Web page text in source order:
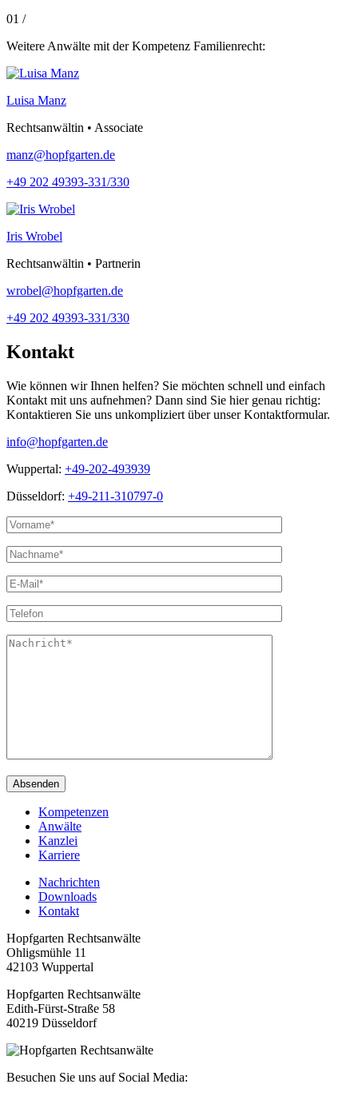
01 /
Weitere Anwälte mit der Kompetenz Familienrecht:
Luisa Manz
Rechtsanwältin • Associate
manz@hopfgarten.de
+49 202 49393-331/330
Iris Wrobel
Rechtsanwältin • Partnerin
wrobel@hopfgarten.de
+49 202 49393-331/330
Kontakt
Wie können wir Ihnen helfen? Sie möchten schnell und einfach
Kontakt mit uns aufnehmen? Dann sind Sie hier genau richtig:
Kontaktieren Sie uns unkompliziert über unser Kontaktformular.
info@hopfgarten.de
Wuppertal: +49-202-493939
Düsseldorf: +49-211-310797-0
Absenden
Kompetenzen
Anwälte
Kanzlei
Karriere
Nachrichten
Downloads
Kontakt
Hopfgarten Rechtsanwälte
Ohligsmühle 11
42103 Wuppertal
Hopfgarten Rechtsanwälte
Edith-Fürst-Straße 58
40219 Düsseldorf
Besuchen Sie uns auf Social Media: